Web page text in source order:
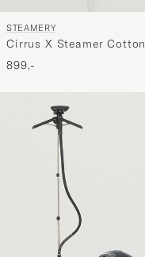
STEAMERY
Cirrus X Steamer Cotton
899,-